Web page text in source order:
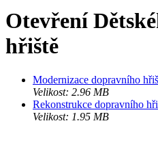
Otevření
hřiště
Modernizace dopravního
Velikost: 2.96 MB
Rekonstrukce dopravního
Velikost: 1.95 MB